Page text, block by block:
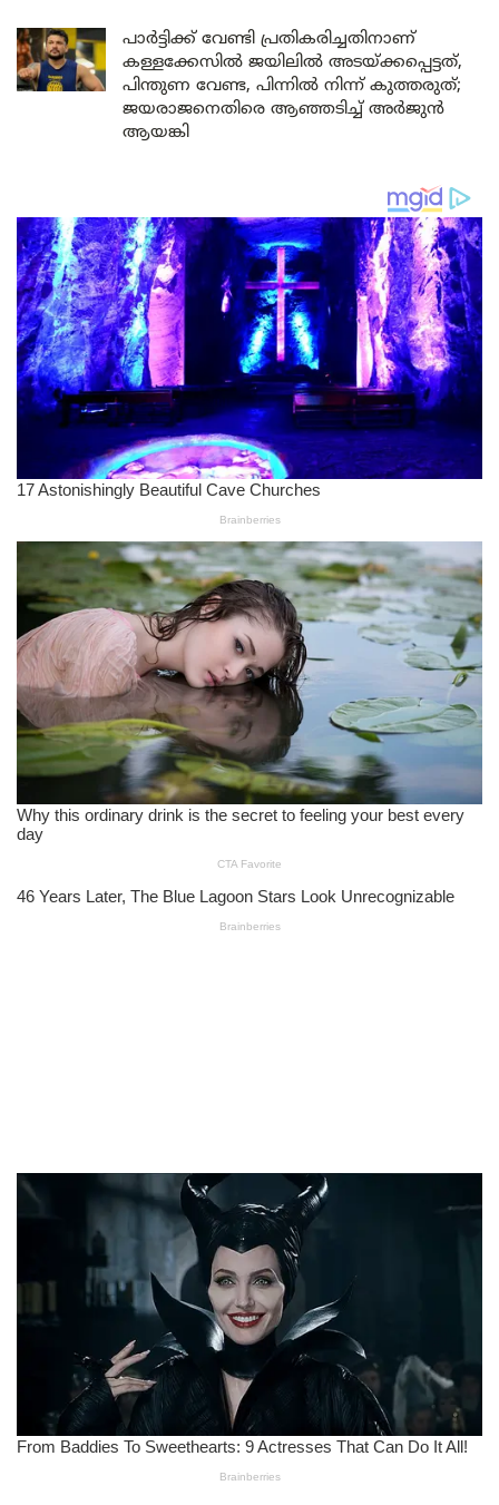
പാർട്ടിക്ക് വേണ്ടി പ്രതികരിച്ചതിനാണ്
കള്ളക്കേസിൽ ജയിലിൽ അടയ്ക്കപ്പെട്ടത്,
പിന്തുണ വേണ്ട, പിന്നിൽ നിന്ന് കുത്തരുത്;
ജയരാജനെതിരെ ആഞ്ഞടിച്ച് അർജുൻ
ആയങ്കി